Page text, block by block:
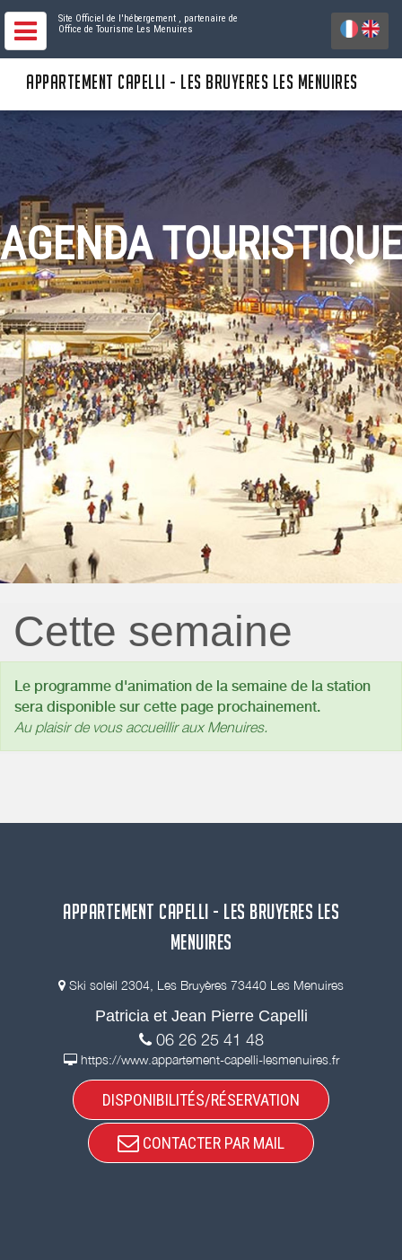
Site Officiel de l'hébergement , partenaire de
Office de Tourisme Les Menuires
APPARTEMENT CAPELLI - LES BRUYERES LES MENUIRES
AGENDA TOURISTIQUE
Cette semaine
Le programme d'animation de la semaine de la station
sera disponible sur cette page prochainement.
Au plaisir de vous accueillir aux Menuires.
APPARTEMENT CAPELLI - LES BRUYERES LES
MENUIRES
Ski soleil 2304, Les Bruyères 73440 Les Menuires
Patricia et Jean Pierre Capelli
06 26 25 41 48
https://www.appartement-capelli-lesmenuires.fr
DISPONIBILITÉS/RÉSERVATION
CONTACTER PAR MAIL